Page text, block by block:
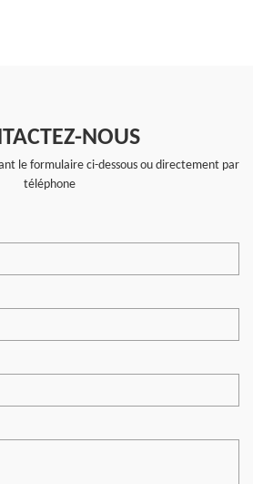
NOUS
le formulaire ci-dessous ou directement par
téléphone